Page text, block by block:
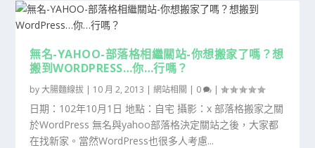
無名-YAHOO-部落格相繼關站-你想搬家了嗎？想
搬到WORDPRESS…你…行嗎？
by大腸麵線拔 | 10 月 2, 2013 |網站相關 | 0 |
日期：102年10月1日 地點：自宅 攝影：x 部落格搬家之關
於WordPress 無名與yahoo部落格決定關站之後，大家都
在找新家。當然WordPress也很多人考慮...